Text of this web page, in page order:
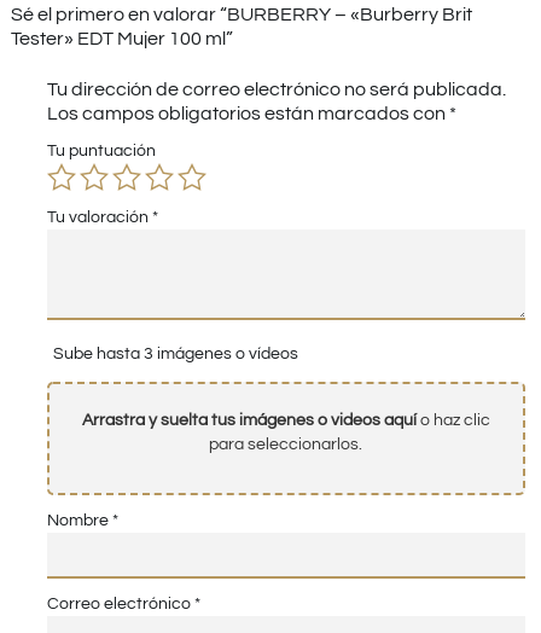
Sé el primero en valorar “BURBERRY – «Burberry Brit
Tester» EDT Mujer 100 ml”
Tu dirección de correo electrónico no será publicada.
Los campos obligatorios están marcados con *
Tu puntuación
Tu valoración *
Sube hasta 3 imágenes o vídeos
Arrastra y suelta tus imágenes o videos aquío haz clic
para seleccionarlos.
Nombre *
Correo electrónico *